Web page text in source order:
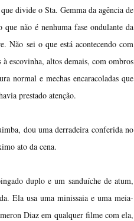
divide o Sta. Gemma da agência de
não é nenhuma fase ondulante da
Não sei o que está acontecendo com
escovinha, altos demais, com ombros
normal e mechas encaracoladas que
prestado atenção.
dou uma derradeira conferida no
ato da cena.
duplo e um sanduíche de atum,
Ela usa uma minissaia e uma meia-
Diaz em qualquer filme com ela,